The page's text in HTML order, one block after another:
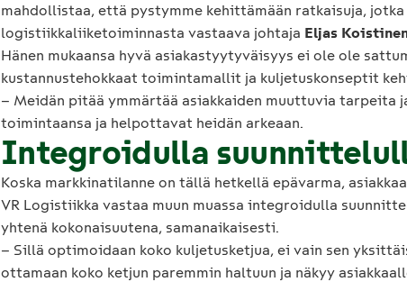
mahdollistaa, että pystymme kehittämään ratkaisuja,
logistiikkaliiketoiminnasta vastaava johtaja Eljas
Hänen mukaansa hyvä asiakastyytyväisyys ei ole ole
kustannustehokkaat toimintamallit ja kuljetuskonseptit
– Meidän pitää ymmärtää asiakkaiden muuttuvia tarpeita
toimintaansa ja helpottavat heidän arkeaan.
Integroidulla
Koska markkinatilanne on tällä hetkellä epävarma,
VR Logistiikka vastaa muun muassa integroidulla
yhtenä kokonaisuutena, samanaikaisesti.
– Sillä optimoidaan koko kuljetusketjua, ei vain sen
ottamaan koko ketjun paremmin haltuun ja näkyy